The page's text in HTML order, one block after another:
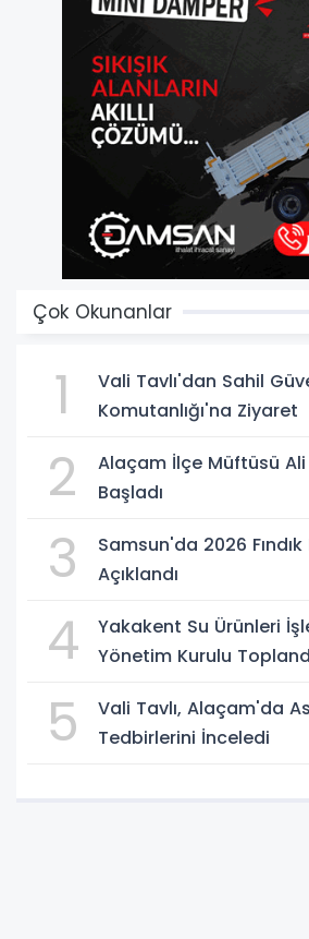
Çok Okunanlar
1
Vali Tavlı'dan Sahil
Komutanlığı'na Ziyaret
2
Alaçam İlçe Müftüsü
Başladı
3
Samsun'da 2026
Açıklandı
4
Yakakent Su Ürünleri
Yönetim Kurulu
5
Vali Tavlı, Alaçam'da
Tedbirlerini İnceledi